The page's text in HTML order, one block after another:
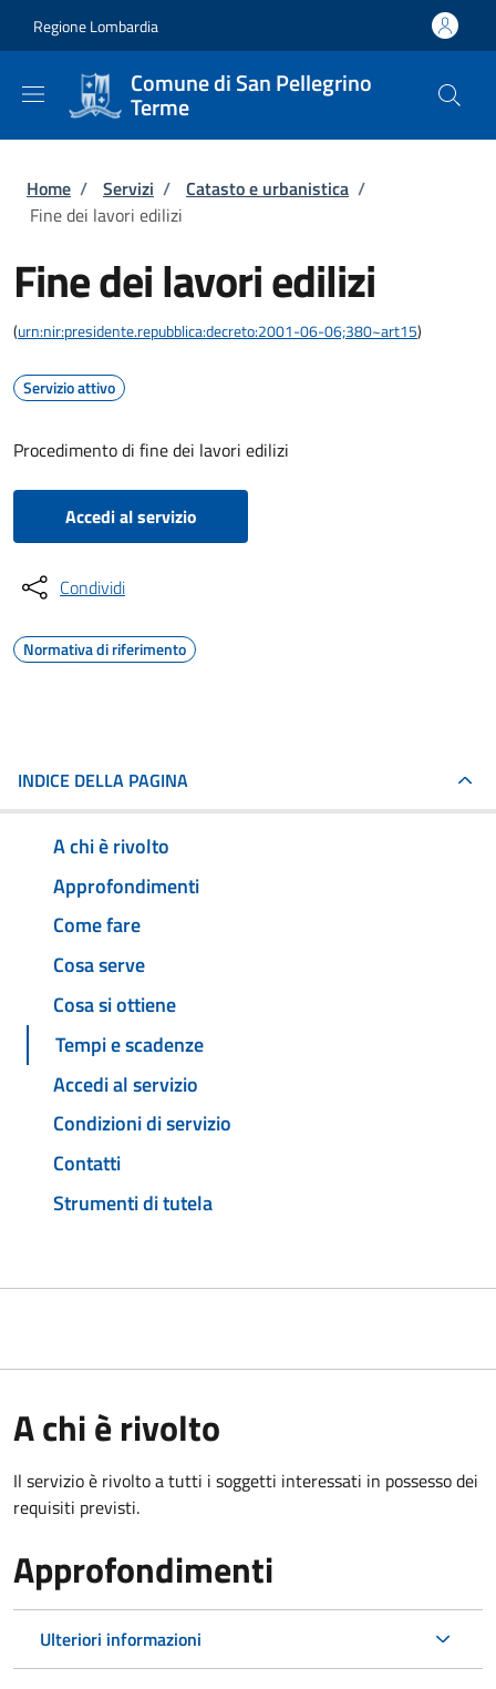
Regione Lombardia
Comune di San Pellegrino
Terme
Briciole di pane
Home / Servizi / Catasto e urbanistica /
Fine dei lavori edilizi
Fine dei lavori edilizi
(urn:nir:presidente.repubblica:decreto:2001-06-06;380~art15)
Servizio attivo
Procedimento di fine dei lavori edilizi
Accedi al servizio
Condividi
Normativa di riferimento
INDICE DELLA PAGINA
A chi è rivolto
Approfondimenti
Come fare
Cosa serve
Cosa si ottiene
Tempi e scadenze
Accedi al servizio
Condizioni di servizio
Contatti
Strumenti di tutela
A chi è rivolto
Il servizio è rivolto a tutti i soggetti interessati in possesso dei
requisiti previsti.
Approfondimenti
Ulteriori informazioni